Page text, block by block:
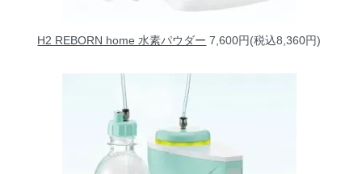
H2 REBORN home 水素パウダー 7,600円(税込8,360円)